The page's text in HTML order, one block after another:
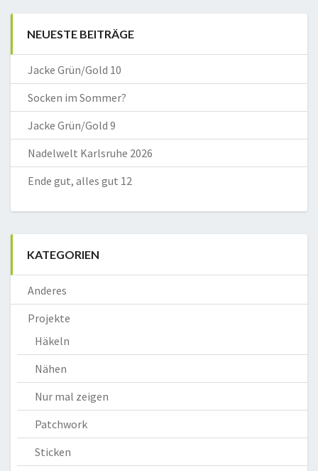
NEUESTE BEITRÄGE
Jacke Grün/Gold 10
Socken im Sommer?
Jacke Grün/Gold 9
Nadelwelt Karlsruhe 2026
Ende gut, alles gut 12
KATEGORIEN
Anderes
Projekte
Häkeln
Nähen
Nur mal zeigen
Patchwork
Sticken